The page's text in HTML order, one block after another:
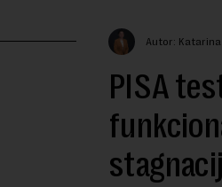
Autor:
PISA